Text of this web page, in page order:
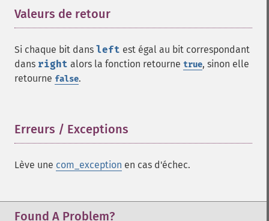
Valeurs de retour
Si chaque bit dans left est égal au bit correspondant
dans right alors la fonction retourne true, sinon elle
retourne false.
Erreurs / Exceptions
Lève une com_exception en cas d'échec.
Found A Problem?